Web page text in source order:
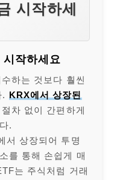
시작하세
작하세요
하는 것보다 훨씬
. KRX에서 상장된
차 없이 간편하게
.
서 상장되어 투명
를 통해 손쉽게 매
는 주식처럼 거래